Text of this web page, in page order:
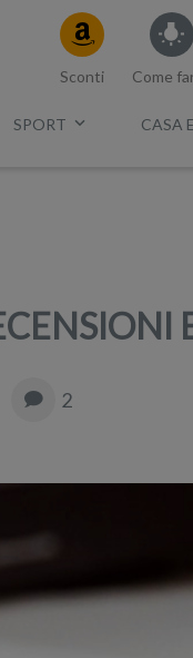
Sconti Come
SPORT CASA
2